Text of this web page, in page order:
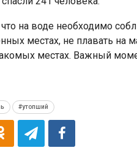
на воде необходимо
местах, не плавать на
местах. Важный
#утопший